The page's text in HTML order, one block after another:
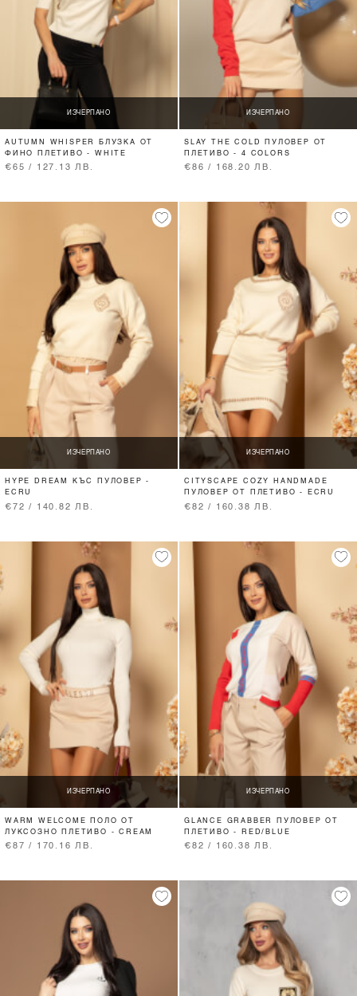
ИЗЧЕРПАНО
AUTUMN WHISPER БЛУЗКА ОТ
ФИНО ПЛЕТИВО - WHITE
€65 / 127.13 ЛВ.
ИЗЧЕРПАНО
SLAY THE COLD ПУЛОВЕР ОТ
ПЛЕТИВО - 4 COLORS
€86 / 168.20 ЛВ.
ИЗЧЕРПАНО
HYPE DREAM КЪС ПУЛОВЕР -
ECRU
€72 / 140.82 ЛВ.
ИЗЧЕРПАНО
CITYSCAPE COZY HANDMADE
ПУЛОВЕР ОТ ПЛЕТИВО - ECRU
€82 / 160.38 ЛВ.
ИЗЧЕРПАНО
WARM WELCOME ПОЛО ОТ
ЛУКСОЗНО ПЛЕТИВО - CREAM
€87 / 170.16 ЛВ.
ИЗЧЕРПАНО
GLANCE GRABBER ПУЛОВЕР ОТ
ПЛЕТИВО - RED/BLUE
€82 / 160.38 ЛВ.